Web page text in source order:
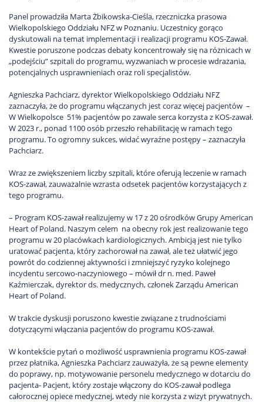
Panel prowadziła Marta Żbikowska-Cieśla, rzeczniczka prasowa
Wielkopolskiego Oddziału NFZ w Poznaniu. Uczestnicy gorąco
dyskutowali na temat implementacji i realizacji programu KOS-Zawał.
Kwestie poruszone podczas debaty koncentrowały się na różnicach w
„podejściu” szpitali do programu, wyzwaniach w procesie wdrażania,
potencjalnych usprawnieniach oraz roli specjalistów.
Agnieszka Pachciarz, dyrektor Wielkopolskiego Oddziału NFZ
zaznaczyła, że do programu włączanych jest coraz więcej pacjentów –
W Wielkopolsce 51% pacjentów po zawale serca korzysta z KOS-zawał.
W 2023 r., ponad 1100 osób przeszło rehabilitację w ramach tego
programu. To ogromny sukces, widać wyraźne postępy – zaznaczyła
Pachciarz.
Wraz ze zwiększeniem liczby szpitali, które oferują leczenie w ramach
KOS-zawał, zauważalnie wzrasta odsetek pacjentów korzystających z
tego programu.
– Program KOS-zawał realizujemy w 17 z 20 ośrodków Grupy American
Heart of Poland. Naszym celem na obecny rok jest realizowanie tego
programu w 20 placówkach kardiologicznych. Ambicją jest nie tylko
uratować pacjenta, który zachorował na zawał, ale też ułatwić jego
powrót do codziennej aktywności i zmniejszyć ryzyko kolejnego
incydentu sercowo-naczyniowego – mówił dr n. med. Paweł
Kaźmierczak, dyrektor ds. medycznych, członek Zarządu American
Heart of Poland.
W trakcie dyskusji poruszono kwestie związane z trudnościami
dotyczącymi włączania pacjentów do programu KOS-zawał.
W kontekście pytań o możliwość usprawnienia programu KOS-zawał
przez płatnika, Agnieszka Pachciarz zauważyła, że są pewne elementy
do poprawy, np. motywowanie personelu medycznego w dotarciu do
pacjenta- Pacjent, który zostaje włączony do KOS-zawał podlega
całorocznej opiece medycznej, wtedy nie korzysta z wizyt prywatnych.